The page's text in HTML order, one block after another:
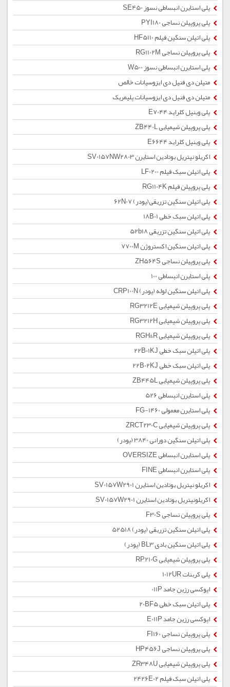
پلی استایرن انبساطی نسوز SE450
پلی پروپیلن نساجی PYI180
پلی اتیلن سنگین فیلم HF5110
پلی پروپیلن نساجی RG1102M
پلی استایرن انبساطی نسوز W500
متیلن دی فنیل دی ایزوسیانات خالص
متیلن دی فنیل دی ایزوسیانات پلیمریک
پلی وینیل کلراید E7044
پلی پروپیلن شیمیایی ZB440L
پلی وینیل کلراید E6644
اکریلو نیتریل بوتادین استایرن SV0157NW2803
پلی اتیلن سبک فیلم LF0200
پلی پروپیلن فیلم RG1104K
پلی اتیلن سنگین تزریقی(پودر) 62N07
پلی اتیلن سبک خطی 18B01
پلی اتیلن سنگین تزریقی 52b18
پلی اتیلن سنگین اکستروژن 7700M
پلی پروپیلن نساجی ZH564S
پلی استایرن انبساطی 100
پلی اتیلن سنگین لوله (پودر) CRP100N
پلی پروپیلن شیمیایی RG3212E
پلی پروپیلن شیمیایی RG3212H
پلی پروپیلن شیمیایی RGH&R
پلی اتیلن سبک خطی 22B01KJ
پلی اتیلن سبک خطی 22B02KJ
پلی پروپیلن شیمیایی ZB445L
پلی استایرن انبساطی 526
پلی استایرن معمولی 1460-FG
پلی پروپیلن شیمیایی ZRCT230C
پلی اتیلن سنگین دورانی 3840 (پودر)
پلی استایرن انبساطی OVERSIZE
پلی استایرن انبساطی FINE
اکریلو نیتریل بوتادین استایرن SV0157W2901
اکریلونیتریل بوتادین استایرن SV0157W2901
پلی پروپیلن نساجی F30S
پلی اتیلن سنگین تزریقی (پودر) 52518
پلی اتیلن سنگین بادی BL3 (پودر)
پلی پروپیلن شیمیایی RP210G
پلی کربنات 1012UR
اپوکسی رزین جامد 011P
پلی اتیلن سبک خطی 20BF5
اپوکسی رزین جامد E011P
پلی پروپیلن نساجی FI160
پلی پروپیلن نساجی HP456J
پلی پروپیلن شیمیایی ZR348U
پلی اتیلن سبک فیلم 2426E02